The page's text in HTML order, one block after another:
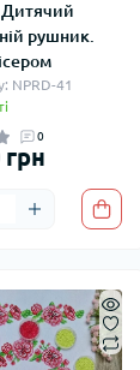
Дитячий
рушник.
NPRD-41
0
грн